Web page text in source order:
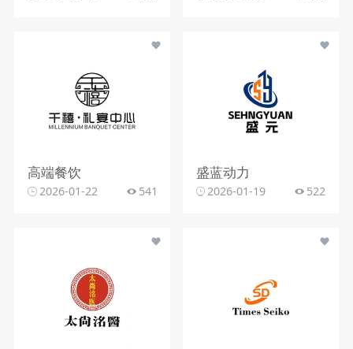
高端餐饮
2026-01-22 541
盛蓝动力
2026-01-19 522